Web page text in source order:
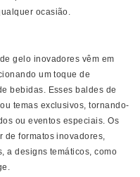
ocasião.
gelo inovadores vêm em
um toque de
bebidas. Esses baldes de
temas exclusivos, tornando-
ou eventos especiais. Os
de formatos inovadores,
a designs temáticos, como